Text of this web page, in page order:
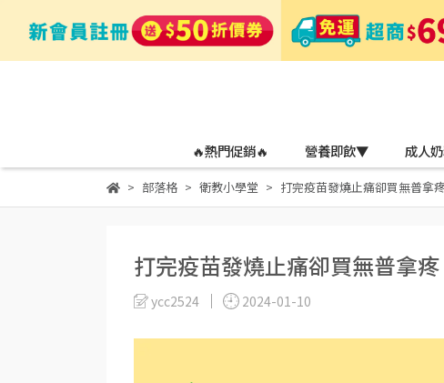
🔥熱門促銷🔥 營養即飲▼ 成人
部落格 衛教小學堂 打完疫苗發燒止痛卻買無普拿
打完疫苗發燒止痛卻買無普拿
ycc2524 2024-01-10